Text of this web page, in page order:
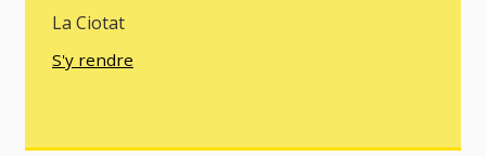
La Ciotat
S'y rendre